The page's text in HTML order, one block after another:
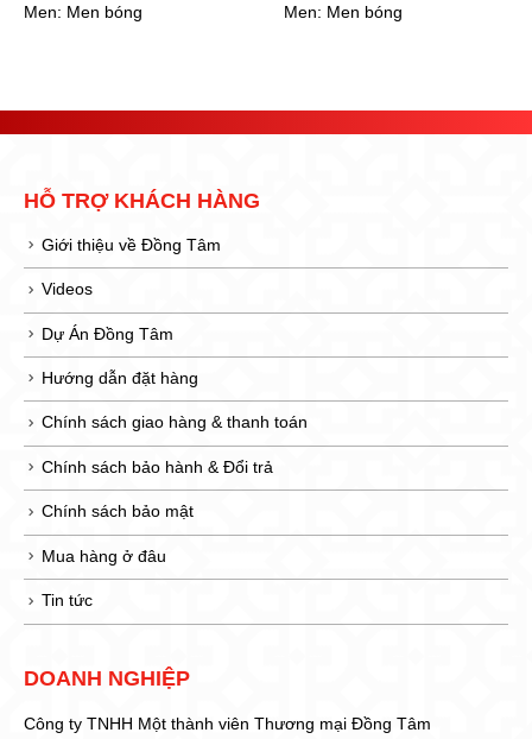
Men: Men bóng
Men: Men bóng
HỖ TRỢ KHÁCH HÀNG
Giới thiệu về Đồng Tâm
Videos
Dự Án Đồng Tâm
Hướng dẫn đặt hàng
Chính sách giao hàng & thanh toán
Chính sách bảo hành & Đổi trả
Chính sách bảo mật
Mua hàng ở đâu
Tin tức
DOANH NGHIỆP
Công ty TNHH Một thành viên Thương mại Đồng Tâm